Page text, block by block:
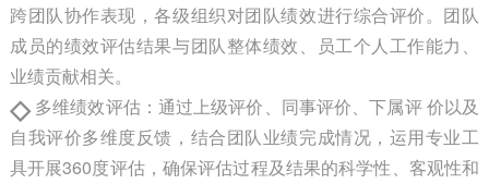
跨团队协作表现，各级组织对团队绩效进行综合评价。团队
成员的绩效评估结果与团队整体绩效、员工个人工作能力、
业绩贡献相关。
◇ 多维绩效评估：通过上级评价、同事评价、下属评 价以及
自我评价多维度反馈，结合团队业绩完成情况，运用专业工
具开展360度评估，确保评估过程及结果的科学性、客观性和